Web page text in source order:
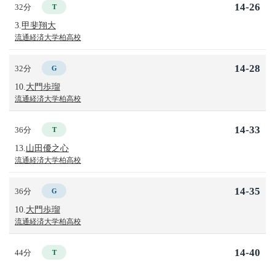
32分 T
3. 甲斐翔大
流通経済大学柏高校
14-26
32分 G
10. 大門歩瑠
流通経済大学柏高校
14-28
36分 T
13. 山田優之心
流通経済大学柏高校
14-33
36分 G
10. 大門歩瑠
流通経済大学柏高校
14-35
44分 T 14-40